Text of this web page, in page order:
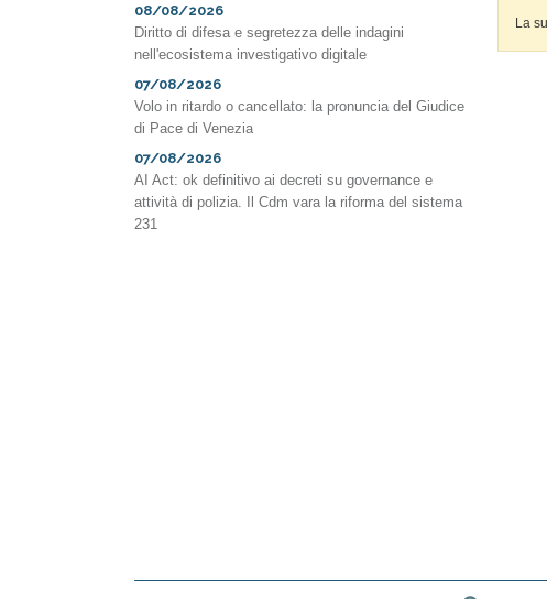
La
08/08/2026
Diritto di difesa e segretezza delle indagini
nell'ecosistema investigativo digitale
07/08/2026
Volo in ritardo o cancellato: la pronuncia del Giudice
di Pace di Venezia
07/08/2026
AI Act: ok definitivo ai decreti su governance e
attività di polizia. Il Cdm vara la riforma del sistema
231